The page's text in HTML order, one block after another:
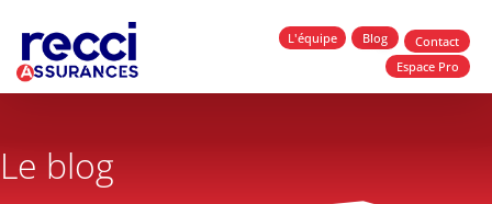
L'équipe Blog
Contact
Espace Pro
Le blog